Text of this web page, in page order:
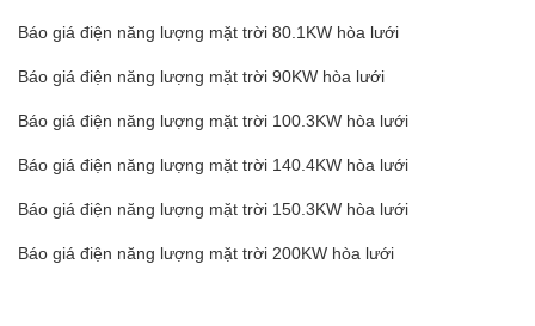
Báo giá điện năng lượng mặt trời 80.1KW hòa lưới
Báo giá điện năng lượng mặt trời 90KW hòa lưới
Báo giá điện năng lượng mặt trời 100.3KW hòa lưới
Báo giá điện năng lượng mặt trời 140.4KW hòa lưới
Báo giá điện năng lượng mặt trời 150.3KW hòa lưới
Báo giá điện năng lượng mặt trời 200KW hòa lưới